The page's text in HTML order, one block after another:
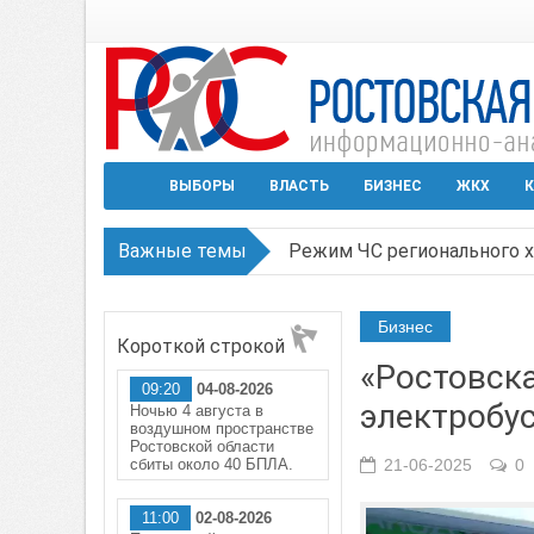
ВЫБОРЫ ВЛАСТЬ БИЗНЕС ЖКХ
Важные темы Режим ЧС регионального
В Ростове задержан
Среди детей, ставших
Около 150
Бизнес
21-06-2025 0
Короткой строкой
09:20
04-08-2026
Ночью 4 августа в
воздушном пространстве
Ростовской области
сбиты около 40 БПЛА.
11:00
02-08-2026